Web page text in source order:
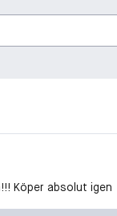
Köper absolut igen